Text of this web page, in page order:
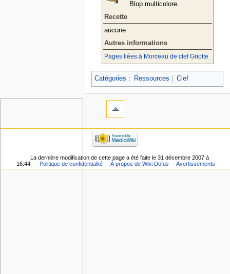
Blop multicolore.
Recette
aucune
Autres informations
Pages liées à Morceau de clef Griotte
Catégories : Ressources Clef
La dernière modification de cette page a été faite le 31 décembre 2007 à
16:44.
Politique de confidentialité À propos de Wiki Dofus Avertissements